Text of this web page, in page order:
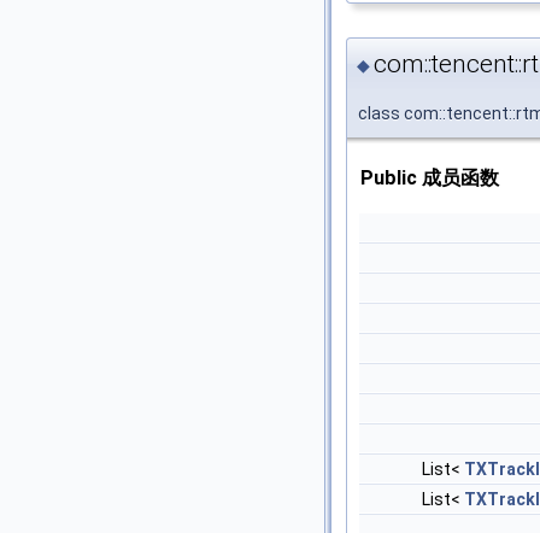
◆
class
Public 成员函数
List<
List<